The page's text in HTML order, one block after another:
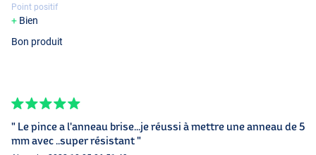
Point positif
Bien
Bon produit
" Le pince a l'anneau brise...je réussi à mettre une anneau de 5
mm avec ..super résistant "